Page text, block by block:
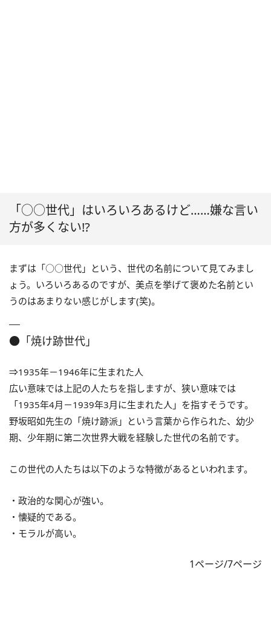
「○○世代」はいろいろあるけど……嫌な言い
方が多くない!?
まずは「○○世代」という、世代の名前について見てみまし
ょう。いろいろあるのですが、美点を挙げて褒めた名前とい
うのはあまりない感じがします(笑)。
●「焼け跡世代」
⇒1935年－1946年に生まれた人
広い意味では上記の人たちを指しますが、狭い意味では
「1935年4月－1939年3月に生まれた人」を指すそうです。
野坂昭如先生の「焼け跡派」という言葉から作られた、幼少
期、少年期に第二次世界大戦を経験した世代の名前です。
この世代の人たちは以下のような特徴があるといわれます。
・政治的な関心が強い。
・懐疑的である。
・モラルが高い。
1ページ/7ページ